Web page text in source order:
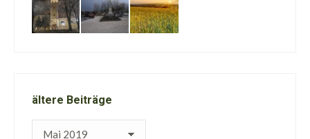
ältere Beiträge
ältere